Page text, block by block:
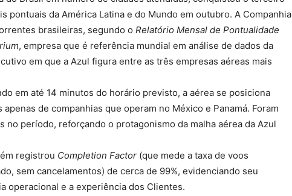
pontuais da América Latina e do Mundo em outubro. A Companhia
brasileiras, segundo o Relatório Mensal de Pontualidade
, empresa que é referência mundial em análise de dados da
em que a Azul figura entre as três empresas aéreas mais
em até 14 minutos do horário previsto, a aérea se posiciona
de companhias que operam no México e Panamá. Foram
no período, reforçando o protagonismo da malha aérea da Azul
registrou Completion Factor (que mede a taxa de voos
sem cancelamentos) de cerca de 99%, evidenciando seu
operacional e a experiência dos Clientes.